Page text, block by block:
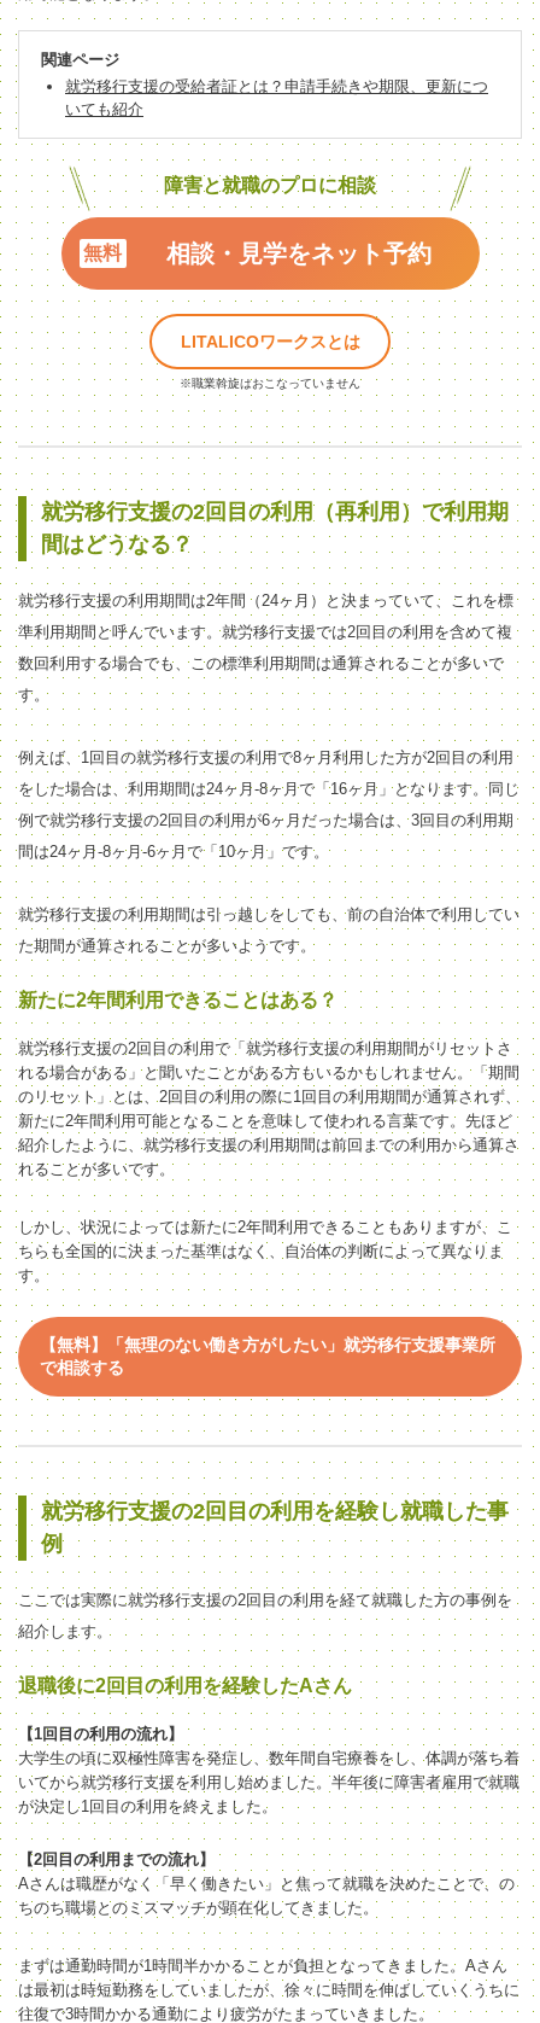
関連ページ
就労移行支援の受給者証とは？申請手続きや期限、更新につ
いても紹介
障害と就職のプロに相談
相談・見学をネット予約
LITALICOワークスとは
※職業斡旋はおこなっていません
就労移行支援の2回目の利用（再利用）で利用期
間はどうなる？
就労移行支援の利用期間は2年間（24ヶ月）と決まっていて、これを標
準利用期間と呼んでいます。就労移行支援では2回目の利用を含めて複
数回利用する場合でも、この標準利用期間は通算されることが多いで
す。
例えば、1回目の就労移行支援の利用で8ヶ月利用した方が2回目の利用
をした場合は、利用期間は24ヶ月-8ヶ月で「16ヶ月」となります。同じ
例で就労移行支援の2回目の利用が6ヶ月だった場合は、3回目の利用期
間は24ヶ月-8ヶ月-6ヶ月で「10ヶ月」です。
就労移行支援の利用期間は引っ越しをしても、前の自治体で利用してい
た期間が通算されることが多いようです。
新たに2年間利用できることはある？
就労移行支援の2回目の利用で「就労移行支援の利用期間がリセットさ
れる場合がある」と聞いたことがある方もいるかもしれません。「期間
のリセット」とは、2回目の利用の際に1回目の利用期間が通算されず、
新たに2年間利用可能となることを意味して使われる言葉です。先ほど
紹介したように、就労移行支援の利用期間は前回までの利用から通算さ
れることが多いです。
しかし、状況によっては新たに2年間利用できることもありますが、こ
ちらも全国的に決まった基準はなく、自治体の判断によって異なりま
す。
【無料】「無理のない働き方がしたい」就労移行支援事業所
で相談する
就労移行支援の2回目の利用を経験し就職した事
例
ここでは実際に就労移行支援の2回目の利用を経て就職した方の事例を
紹介します。
退職後に2回目の利用を経験したAさん
【1回目の利用の流れ】
大学生の頃に双極性障害を発症し、数年間自宅療養をし、体調が落ち着
いてから就労移行支援を利用し始めました。半年後に障害者雇用で就職
が決定し1回目の利用を終えました。
【2回目の利用までの流れ】
Aさんは職歴がなく「早く働きたい」と焦って就職を決めたことで、の
ちのち職場とのミスマッチが顕在化してきました。
まずは通勤時間が1時間半かかることが負担となってきました。Aさん
は最初は時短勤務をしていましたが、徐々に時間を伸ばしていくうちに
往復で3時間かかる通勤により疲労がたまっていきました。